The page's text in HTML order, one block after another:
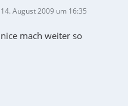
14. August 2009 um 16:35
nice mach weiter so